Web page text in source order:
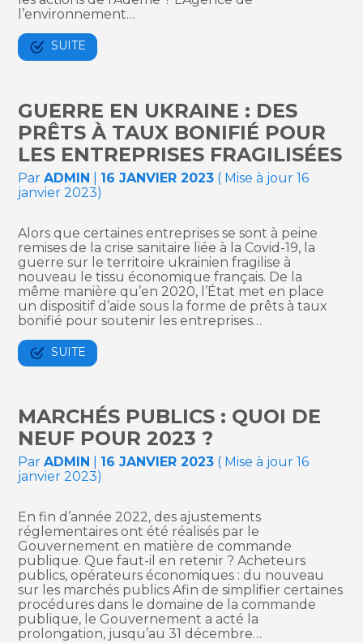
l’environnement…
SUITE
GUERRE EN UKRAINE : DES
PRÊTS À TAUX BONIFIÉ POUR
LES ENTREPRISES FRAGILISÉES
ParADMIN 16 JANVIER 2023 ( Mise à jour 16
janvier 2023)
Alors que certaines entreprises se sont à peine
remises de la crise sanitaire liée à la Covid-19, la
guerre sur le territoire ukrainien fragilise à
nouveau le tissu économique français. De la
même manière qu’en 2020, l’État met en place
un dispositif d’aide sous la forme de prêts à taux
bonifié pour soutenir les entreprises…
SUITE
MARCHÉS PUBLICS : QUOI DE
NEUF POUR 2023 ?
ParADMIN 16 JANVIER 2023 ( Mise à jour 16
janvier 2023)
En fin d’année 2022, des ajustements
réglementaires ont été réalisés par le
Gouvernement en matière de commande
publique. Que faut-il en retenir ? Acheteurs
publics, opérateurs économiques : du nouveau
sur les marchés publics Afin de simplifier certaines
procédures dans le domaine de la commande
publique, le Gouvernement a acté la
prolongation, jusqu’au 31 décembre…